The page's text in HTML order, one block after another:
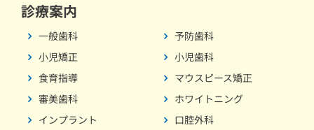
診療案内
一般歯科
予防歯科
小児矯正
小児歯科
食育指導
マウスピース矯正
審美歯科
ホワイトニング
インプラント
口腔外科